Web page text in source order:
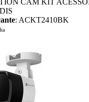
CAM KIT
: ACKT2410BK